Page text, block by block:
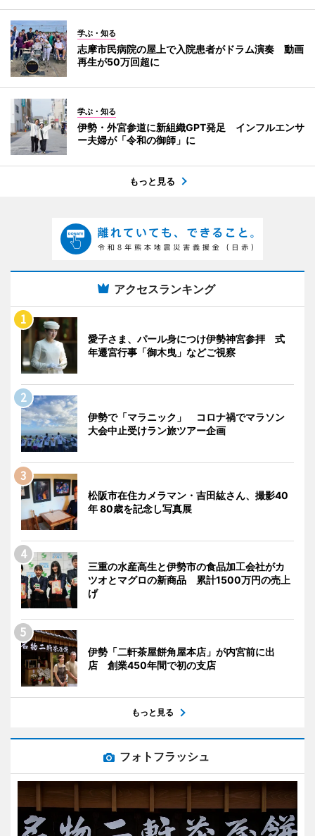
学ぶ・知る
志摩市民病院の屋上で入院患者がドラム演奏 動画
再生が50万回超に
学ぶ・知る
伊勢・外宮参道に新組織GPT発足 インフルエンサ
ー夫婦が「令和の御師」に
もっと見る
アクセスランキング
愛子さま、パール身につけ伊勢神宮参拝 式
年遷宮行事「御木曳」などご視察
伊勢で「マラニック」 コロナ禍でマラソン
大会中止受けラン旅ツアー企画
松阪市在住カメラマン・吉田紘さん、撮影40
年 80歳を記念し写真展
三重の水産高生と伊勢市の食品加工会社がカ
ツオとマグロの新商品 累計1500万円の売上
げ
伊勢「二軒茶屋餅角屋本店」が内宮前に出
店 創業450年間で初の支店
もっと見る
フォトフラッシュ